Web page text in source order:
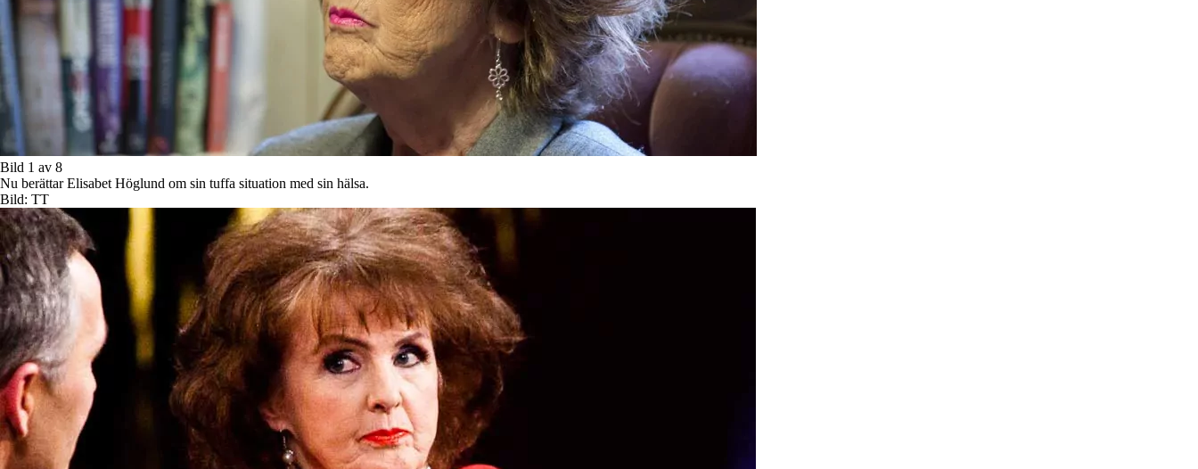
Bild 1 av 8
Nu berättar Elisabet Höglund om sin tuffa situation med sin hälsa.
Bild: TT